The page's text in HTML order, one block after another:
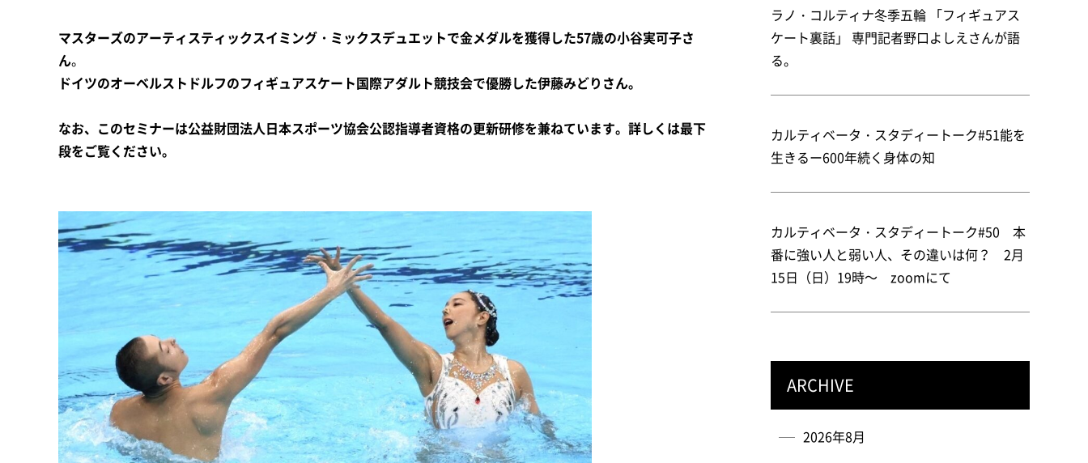
マスターズのアーティスティックスイミング・ミックスデュエットで金メダルを獲得した57歳の小谷実可子さ
ん。
ドイツのオーベルストドルフのフィギュアスケート国際アダルト競技会で優勝した伊藤みどりさん。
なお、このセミナーは公益財団法人日本スポーツ協会公認指導者資格の更新研修を兼ねています。詳しくは最下
段をご覧ください。
ラノ・コルティナ冬季五輪 「フィギュアス
ケート裏話」 専門記者野口よしえさんが語
る。
カルティベータ・スタディートーク#51能を
生きるー600年続く身体の知
カルティベータ・スタディートーク#50 本
番に強い人と弱い人、その違いは何？ 2月
15日（日）19時～ zoomにて
ARCHIVE
2026年8月